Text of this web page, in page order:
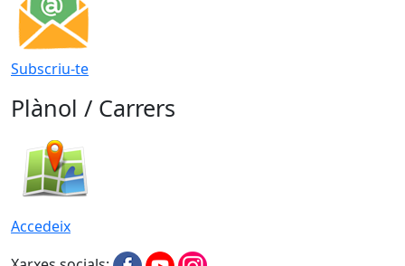
Subscriu-te
Plànol / Carrers
Accedeix